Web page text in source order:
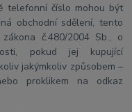
telefonní číslo mohou být
obchodní sdělení, tento
č.480/2004 Sb., o
pokud jej kupující
jakýmkoliv způsobem –
proklikem na odkaz